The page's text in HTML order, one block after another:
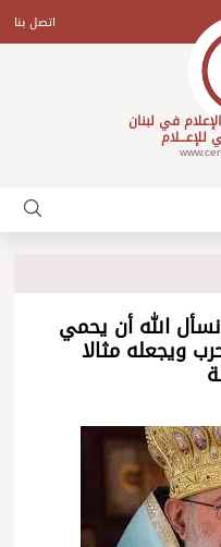
اتصل بنا
في لبنان
للإعـــلام
13 نيسان نسأل الله أن يحمي
ويجعله مثالا